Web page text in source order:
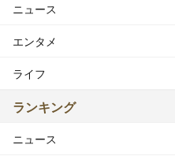
ニュース
エンタメ
ライフ
ランキング
ニュース